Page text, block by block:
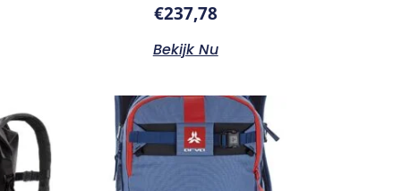
€237,78
Bekijk Nu